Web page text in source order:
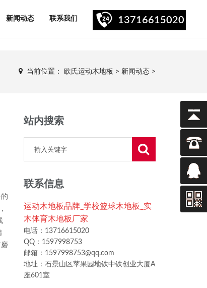
新闻动态 联系我们 13716615020
当前位置： 欧氏运动木地板 > 新闻动态 >
站内搜索
联系信息
运动木地板品牌_学校篮球木地板_实
木体育木地板厂家
电话：13716615020
QQ：1597998753
邮箱：1597998753@qq.com
地址：石景山区苹果园地铁中铁创业大厦A
座601室